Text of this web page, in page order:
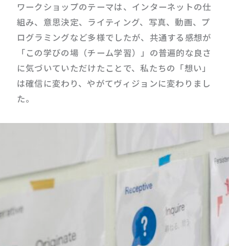
ワークショップのテーマは、インターネットの仕
組み、意思決定、ライティング、写真、動画、プ
ログラミングなど多様でしたが、共通する感想が
「この学びの場（チーム学習）」の普遍的な良さ
に気づいていただけたことで、私たちの「想い」
は確信に変わり、やがてヴィジョンに変わりまし
た。